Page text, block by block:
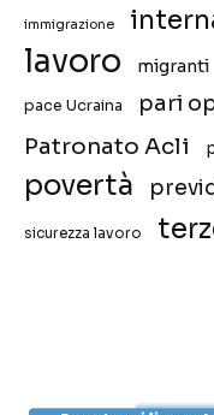
immigrazione
lavoro migranti
pace Ucraina pari
Patronato Acli
povertà
sicurezza lavoro